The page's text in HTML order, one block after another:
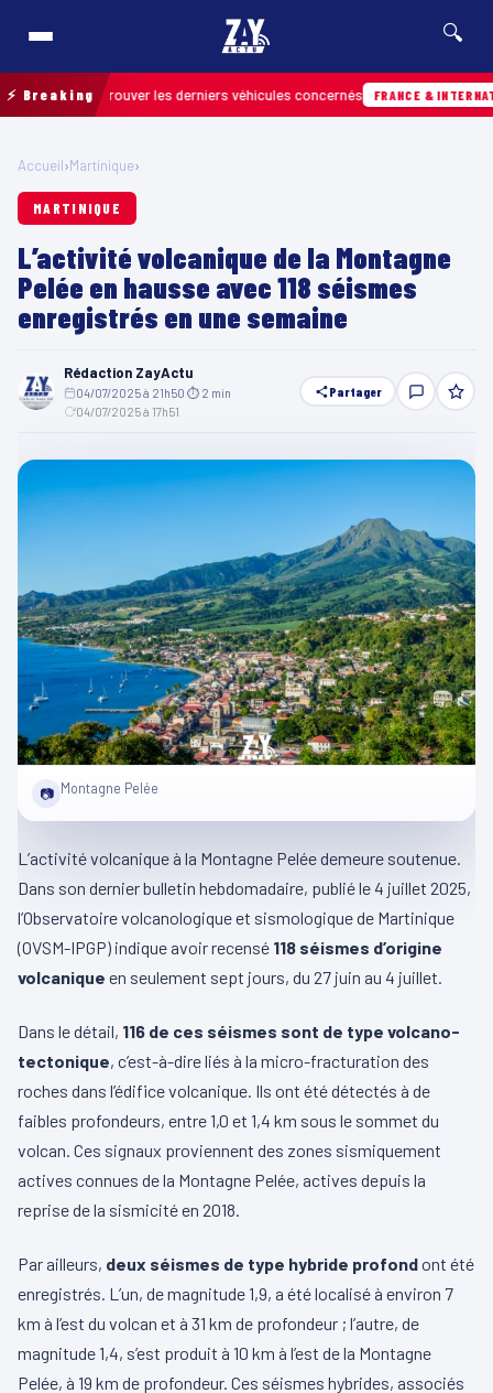
🔍
⚡ Breaking
pour retrouver les derniers véhicules concernés FRANCE &
Accueil›Martinique›
MARTINIQUE
L’activité volcanique de la Montagne
Pelée en hausse avec 118 séismes
enregistrés en une semaine
Rédaction ZayActu
04/07/2025 à 21h50 ⏱ 2 min
04/07/2025 à 17h51
Partager
📷 Montagne Pelée
L’activité volcanique à la Montagne Pelée demeure soutenue.
Dans son dernier bulletin hebdomadaire, publié le 4 juillet 2025,
l’Observatoire volcanologique et sismologique de Martinique
(OVSM-IPGP) indique avoir recensé 118 séismes d’origine
volcanique en seulement sept jours, du 27 juin au 4 juillet.
Dans le détail, 116 de ces séismes sont de type volcano-
tectonique, c’est-à-dire liés à la micro-fracturation des
roches dans l’édifice volcanique. Ils ont été détectés à de
faibles profondeurs, entre 1,0 et 1,4 km sous le sommet du
volcan. Ces signaux proviennent des zones sismiquement
actives connues de la Montagne Pelée, actives depuis la
reprise de la sismicité en 2018.
Par ailleurs, deux séismes de type hybride profondont été
enregistrés. L’un, de magnitude 1,9, a été localisé à environ 7
km à l’est du volcan et à 31 km de profondeur ; l’autre, de
magnitude 1,4, s’est produit à 10 km à l’est de la Montagne
Pelée, à 19 km de profondeur. Ces séismes hybrides, associés